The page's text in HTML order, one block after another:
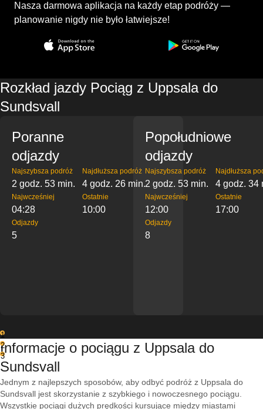
Nasza darmowa aplikacja na każdy etap podróży —
planowanie nigdy nie było łatwiejsze!
Rozkład jazdy Pociąg z Uppsala do
Sundsvall
Poranne
odjazdy
Najszybsza podróż
2 godz. 53 min.
Najdłuższa podróż
4 godz. 26 min.
Najwcześniej
04:28
Ostatnie
10:00
Odjazdy
5
Popołudniowe
odjazdy
Najszybsza podróż
2 godz. 53 min.
Najdłuższa
4 godz. 34
Najwcześniej
12:00
Ostatnie
17:00
Odjazdy
8
1
2
3
Informacje o pociągu z Uppsala do
Sundsvall
Jednym z najlepszych sposobów, aby odbyć podróż z Uppsala do
Sundsvall jest skorzystanie z szybkiego i nowoczesnego pociągu.
Wszystkie pociągi dużych prędkości kursujące między miastami